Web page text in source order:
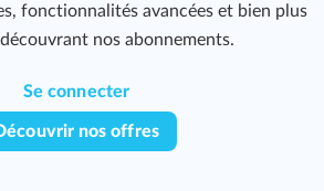
fonctionnalités avancées et bien plus
nos abonnements.
Se connecter
nos offres